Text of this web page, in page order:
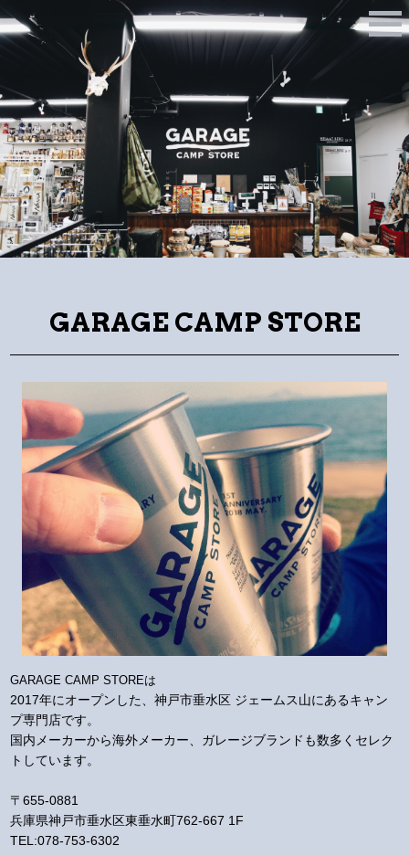
M
GARAGE CAMP STORE
GARAGE CAMP STOREは
2017年にオープンした、神戸市垂水区 ジェームス山にあるキャン
プ専門店です。
国内メーカーから海外メーカー、ガレージブランドも数多くセレク
トしています。
〒655-0881
兵庫県神戸市垂水区東垂水町762-667 1F
TEL:078-753-6302